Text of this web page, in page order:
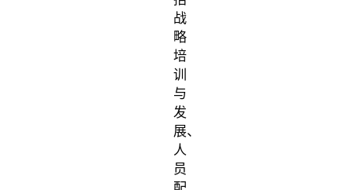
战
略
培
训
与
发
展、
人
员